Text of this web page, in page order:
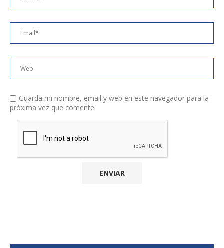
Guarda mi nombre, email y web en este navegador para la
próxima vez que comente.